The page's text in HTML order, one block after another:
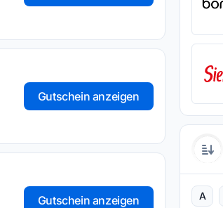
Gutschein anzeigen
Gutschein anzeigen A